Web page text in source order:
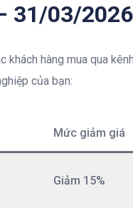
31/03/
khách hàng mua qua
của bạn:
Mức giảm giá
Giảm 15%